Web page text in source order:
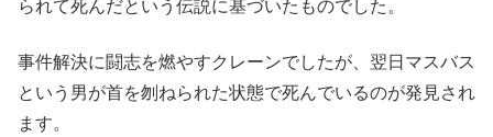
られて死んだという伝説に基づいたものでした。
事件解決に闘志を燃やすクレーンでしたが、翌日マスバス
という男が首を刎ねられた状態で死んでいるのが発見され
ます。